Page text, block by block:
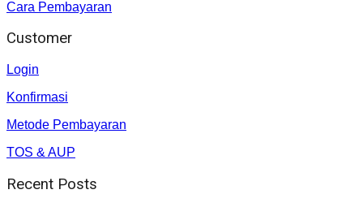
Cara Pembayaran
Customer
Login
Konfirmasi
Metode Pembayaran
TOS & AUP
Recent Posts